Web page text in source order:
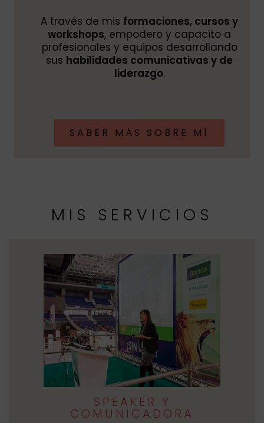
A través de mis formaciones, cursos y
workshops, empodero y capacito a
profesionales y equipos desarrollando
sus habilidades comunicativas y de
liderazgo.
SABER MÁS SOBRE MÍ
MIS SERVICIOS
SPEAKER Y
COMUNICADORA